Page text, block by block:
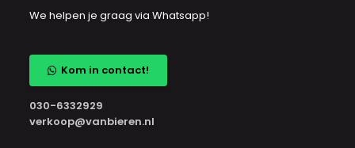
We helpen je graag via Whatsapp!
Kom in contact!
030-6332929
verkoop@vanbieren.nl